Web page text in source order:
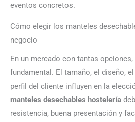
eventos concretos.
Cómo elegir los manteles
negocio
En un mercado con tantas
fundamental. El tamaño, el diseño,
perfil del cliente influyen en la
manteles desechables hostelería
resistencia, buena presentación y